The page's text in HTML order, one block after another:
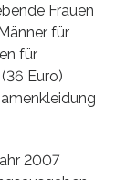
Frauen
für
für
Euro)
2007